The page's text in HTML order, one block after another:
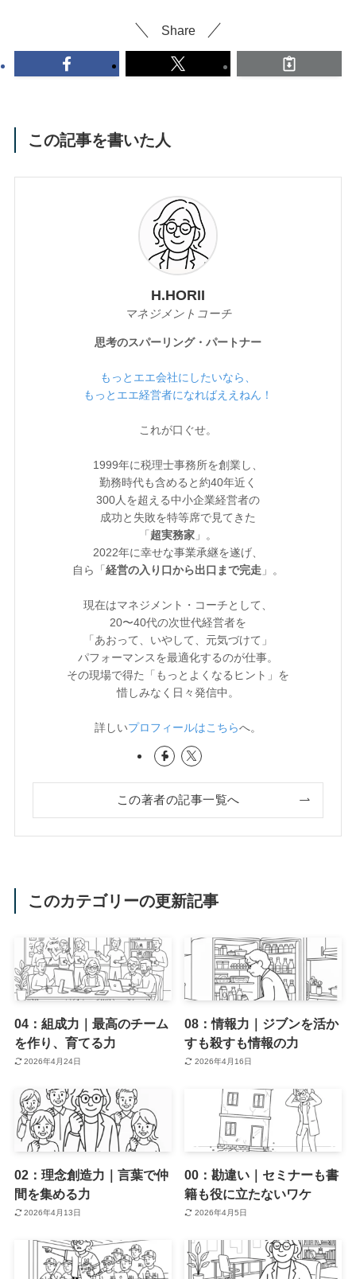
Share
この記事を書いた人
H.HORII
マネジメントコーチ
思考のスパーリング・パートナー
もっとエエ会社にしたいなら、
もっとエエ経営者になればええねん！
これが口ぐせ。
1999年に税理士事務所を創業し、
勤務時代も含めると約40年近く
300人を超える中小企業経営者の
成功と失敗を特等席で見てきた
「 超実務家 」。
2022年に幸せな事業承継を遂げ、
自ら「 経営の入り口から出口まで完走 」。
現在はマネジメント・コーチとして、
20〜40代の次世代経営者を
「あおって、いやして、元気づけて」
パフォーマンスを最適化するのが仕事。
その現場で得た「もっとよくなるヒント」を
惜しみなく日々発信中。
詳しいプロフィールはこちらへ。
この著者の記事一覧へ
このカテゴリーの更新記事
04：組成力｜最高のチーム
を作り、育てる力
2026年4月24日
08：情報力｜ジブンを活か
すも殺すも情報の力
2026年4月16日
02：理念創造力｜言葉で仲
間を集める力
2026年4月13日
00：勘違い｜セミナーも書
籍も役に立たないワケ
2026年4月5日